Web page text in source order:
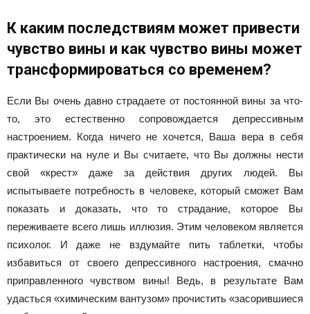
К каким последствиям может привести
чувство вины и как чувство вины может
трансформироваться со временем?
Если Вы очень давно страдаете от постоянной вины за что-
то, это естественно сопровождается депрессивным
настроением. Когда ничего не хочется, Ваша вера в себя
практически на нуле и Вы считаете, что Вы должны нести
свой «крест» даже за действия других людей. Вы
испытываете потребность в человеке, который сможет Вам
показать и доказать, что то страдание, которое Вы
переживаете всего лишь иллюзия. Этим человеком является
психолог. И даже не вздумайте пить таблетки, чтобы
избавиться от своего депрессивного настроения, смачно
приправленного чувством вины! Ведь, в результате Вам
удасться «химическим вантузом» прочистить «засорившиеся